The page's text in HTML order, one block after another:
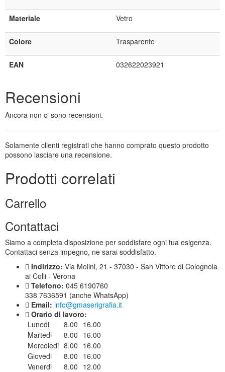
Materiale Vetro
Colore Trasparente
EAN 032622023921
Recensioni
Ancora non ci sono recensioni.
Solamente clienti registrati che hanno comprato questo prodotto
possono lasciare una recensione.
Prodotti correlati
Carrello
Contattaci
Siamo a completa disposizione per soddisfare ogni tua esigenza.
Contattaci senza impegno, ne sarai soddisfatto.
Indirizzo: Via Molini, 21 - 37030 - San Vittore di Colognola
ai Colli - Verona
Telefono: 045 6190760
338 7636591 (anche WhatsApp)
Email: info@gmaserigrafia.it
Orario di lavoro:
Lunedi
8.00 16.00
Martedi
8.00 16.00
Mercoledi 8.00 16.00
Giovedi
8.00 16.00
Venerdi
8.00 12.00